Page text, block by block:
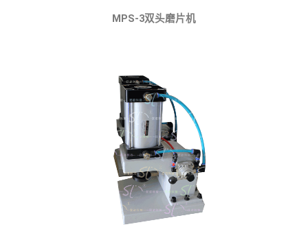
MPS-3双头磨片机